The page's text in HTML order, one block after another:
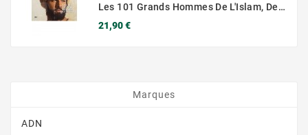
Les 101 Grands Hommes De L'Islam, De Renaud K.Ed. SARRAZINS
21,90 €Prix
Marques
ADN